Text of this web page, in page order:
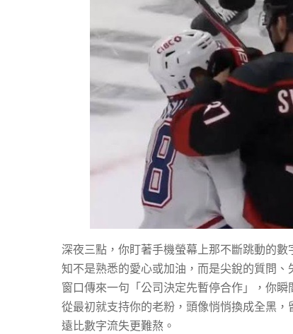
營
者
危
機
的
社
深夜三點，你盯著手機螢幕上那不斷跳動的
知不是熟悉的愛心或加油，而是尖銳的質問
窗口傳來一句「公司決定先暫停合作」，你
從最初就支持你的老粉，頭像悄悄換成全黑
遠比數字流失更難熬。